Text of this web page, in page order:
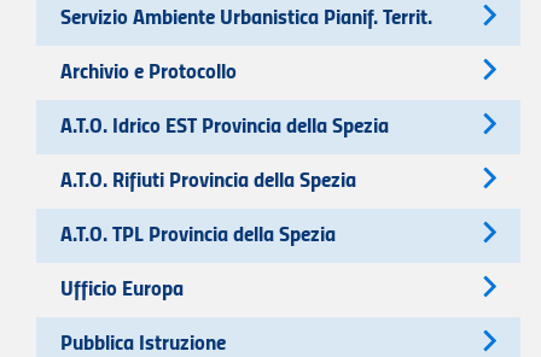
Servizio Ambiente Urbanistica Pianif. Territ.
Archivio e Protocollo
A.T.O. Idrico EST Provincia della Spezia
A.T.O. Rifiuti Provincia della Spezia
A.T.O. TPL Provincia della Spezia
Ufficio Europa
Pubblica Istruzione